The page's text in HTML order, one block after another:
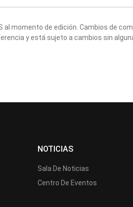
al momento de edición. Cambios de
y está sujeto a cambios sin
NOTICIAS
Sala De Noticias
Centro De Eventos